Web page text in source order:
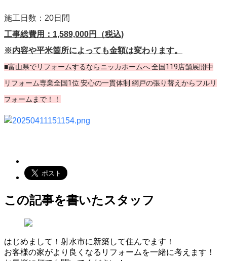
施工日数：20日間
工事総費用：1,589,000円（税込)
※内容や平米箇所によっても金額は変わります。
■富山県でリフォームするならニッカホームへ 全国119店舗展開中
リフォーム専業全国1位 安心の一貫体制 網戸の張り替えからフルリ
フォームまで！！
この記事を書いたスタッフ
はじめまして！射水市に新築して住んでます！
お客様の家がより良くなるリフォームを一緒に考えます！